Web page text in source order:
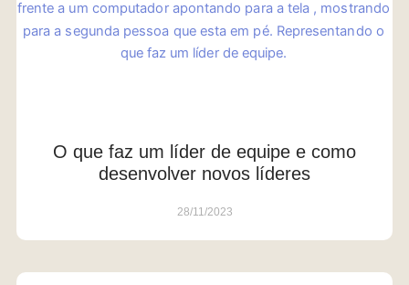
O que faz um líder de equipe e como
desenvolver novos líderes
28/11/2023